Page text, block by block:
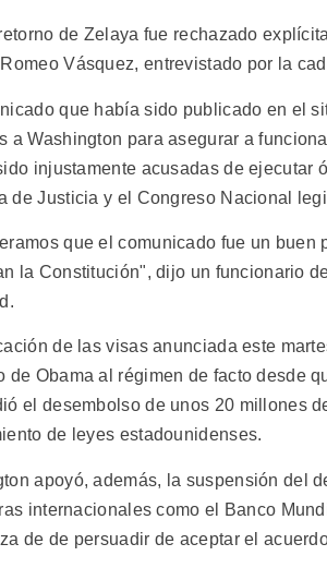
de Zelaya fue rechazado
Vásquez, entrevistado por la
que había sido publicado en el
a Washington para asegurar a
injustamente acusadas de ejecutar
de Justicia y el Congreso Nacional
que el comunicado fue un
la Constitución", dijo un funcionario
de las visas anunciada este
de Obama al régimen de facto desde
el desembolso de unos 20 millones
de leyes estadounidenses.
apoyó, además, la suspensión del
internacionales como el Banco
de de persuadir de aceptar el